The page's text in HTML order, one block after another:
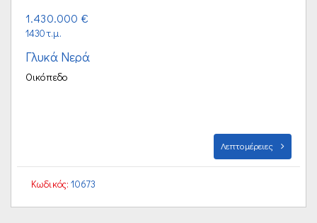
1.430.000 €
1430τ.μ.
Γλυκά Νερά
Οικόπεδο
Λεπτομέρειες
Κωδικός: 10673